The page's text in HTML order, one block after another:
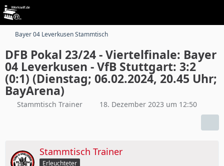
Bayer 04 Leverkusen Stammtisch
DFB Pokal 23/24 - Viertelfinale: Bayer
04 Leverkusen - VfB Stuttgart: 3:2
(0:1) (Dienstag; 06.02.2024, 20.45 Uhr;
BayArena)
Stammtisch Trainer 18. Dezember 2023 um 12:50
Stammtisch Trainer
Erleuchteter